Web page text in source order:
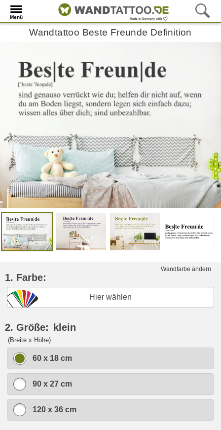
Menü
Wandtattoo Beste Freunde Definition
Wandfarbe ändern
1. Farbe:
Hier wählen
2. Größe: klein
(Breite x Höhe)
60 x 18 cm
90 x 27 cm
120 x 36 cm